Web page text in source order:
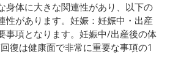
身体に大きな関連性があり、以下の
性があります。妊娠：妊娠中・出産
事項となります。妊娠中/出産後の体
復は健康面で非常に重要な事項の1